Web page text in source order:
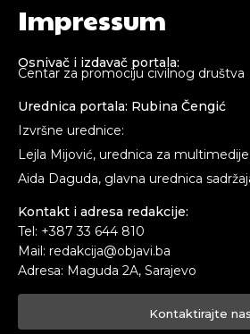
Impressum
Osnivač i izdavač portala:
Centar za promociju civilnog društva
Urednica portala: Rubina Čengić
Izvršne urednice:
Lejla Mijović, urednica za multimedije
Aida Daguda, glavna urednica
Kontakt i adresa redakcije:
Tel: +387 33 644 810
Mail: redakcija@objavi.ba
Adresa: Maguda 2A, Sarajevo
Kontaktirajte nas